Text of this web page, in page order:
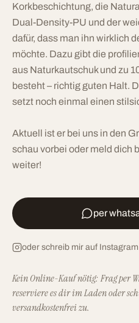
Korkbeschichtung, die
Dual-Density-PU und der
dafür, dass man ihn wirklich
möchte. Dazu gibt die
aus Naturkautschuk und zu
besteht – richtig guten Halt.
setzt noch einmal einen
Aktuell ist er bei uns in den
schau vorbei oder meld dich
weiter!
per
oder schreib mir auf Instagram
Kein Online-Kauf nötig: Frag per
reserviere es dir im Laden oder
versandkostenfrei zu.